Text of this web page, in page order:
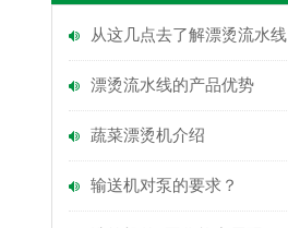
从这几点去了解漂烫流水线
漂烫流水线的产品优势
蔬菜漂烫机介绍
输送机对泵的要求？